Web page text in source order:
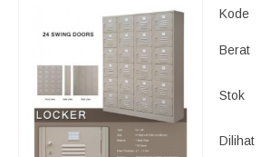
Kode
Berat
Stok
Dilihat